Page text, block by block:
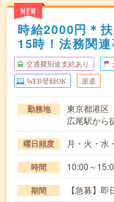
NEW
時給2000円＊
15時！法務関
交通費別途支給あり
WEB登録OK 派遣
勤務地
東京都港区
広尾駅から
曜日頻度 月・火・
時間 10:00～
期間 【急募】